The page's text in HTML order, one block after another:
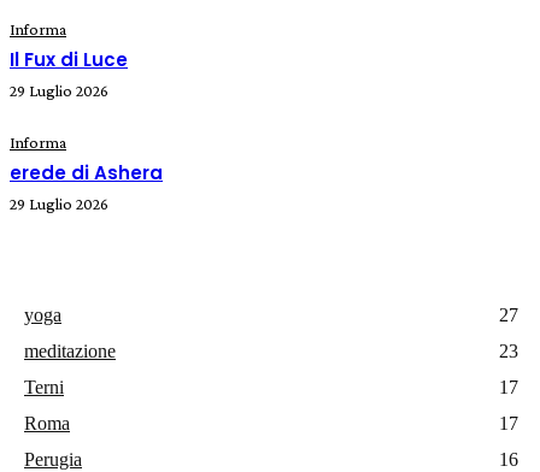
Informa
Il Fux di Luce
29 Luglio 2026
Informa
erede di Ashera
29 Luglio 2026
yoga
27
meditazione
23
Terni
17
Roma
17
Perugia
16